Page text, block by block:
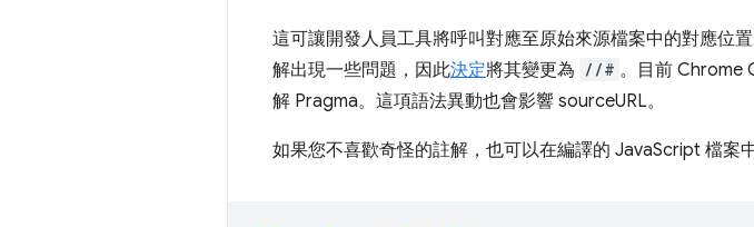
這可讓開發人員工具將呼叫對應至原始來源檔案中的對應位
解出現一些問題，因此決定將其變更為 //# 。目前 Chrome
解 Pragma。這項語法異動也會影響 sourceURL。
如果您不喜歡奇怪的註解，也可以在編譯的 JavaScript 檔案